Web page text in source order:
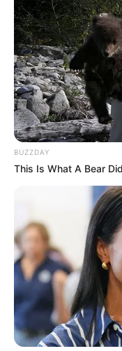
BUZZDAY
This Is What A Bear